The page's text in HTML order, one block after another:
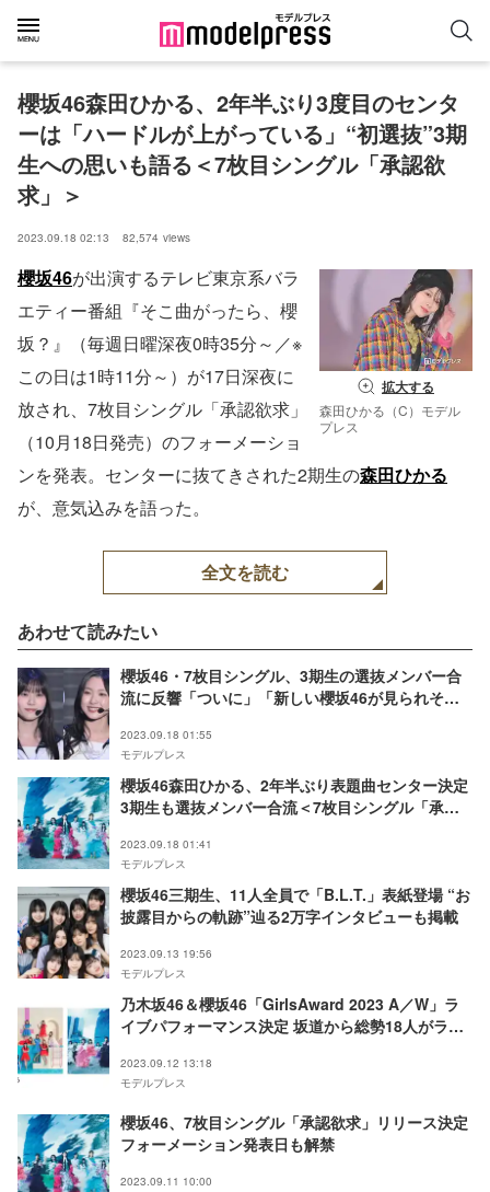
櫻坂46森田ひかる、2年半ぶり3度目のセンタ
ーは「ハードルが上がっている」“初選抜”3期
生への思いも語る＜7枚目シングル「承認欲
求」＞
2023.09.18 02:13 82,574 views
拡大する
森田ひかる（C）モデル
プレス
櫻坂46が出演するテレビ東京系バラ
エティー番組『そこ曲がったら、櫻
坂？』（毎週日曜深夜0時35分～／※
この日は1時11分～）が17日深夜に
放され、7枚目シングル「承認欲求」
（10月18日発売）のフォーメーショ
ンを発表。センターに抜てきされた2期生の森田ひかる
が、意気込みを語った。
全文を読む
あわせて読みたい
櫻坂46・7枚目シングル、3期生の選抜メンバー合
流に反響「ついに」「新しい櫻坂46が見られそ
2023.09.18 01:55
モデルプレス
櫻坂46森田ひかる、2年半ぶり表題曲センター決定
3期生も選抜メンバー合流＜7枚目シングル「承認
2023.09.18 01:41
モデルプレス
櫻坂46三期生、11人全員で「B.L.T.」表紙登場 “お
披露目からの軌跡”辿る2万字インタビューも掲載
2023.09.13 19:56
モデルプレス
乃木坂46＆櫻坂46「GirlsAward 2023 A／W」ラ
イブパフォーマンス決定 坂道から総勢18人がラン
2023.09.12 13:18
モデルプレス
櫻坂46、7枚目シングル「承認欲求」リリース決定
フォーメーション発表日も解禁
2023.09.11 10:00